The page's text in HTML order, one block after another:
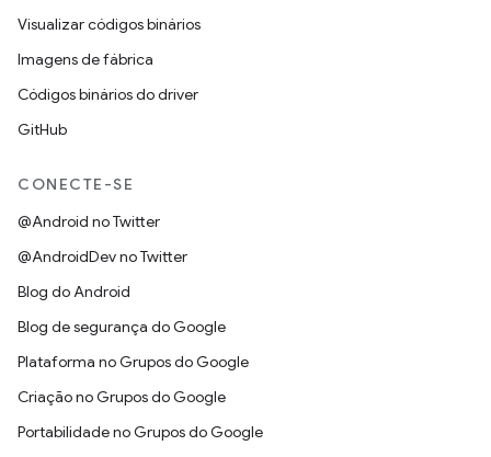
Visualizar códigos binários
Imagens de fábrica
Códigos binários do driver
GitHub
CONECTE-SE
@Android no Twitter
@AndroidDev no Twitter
Blog do Android
Blog de segurança do Google
Plataforma no Grupos do Google
Criação no Grupos do Google
Portabilidade no Grupos do Google